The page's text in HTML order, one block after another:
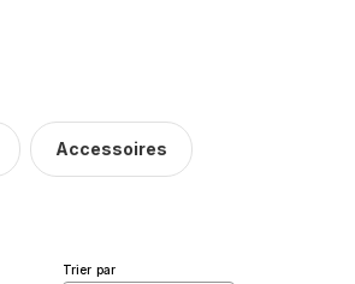
Accessoires
Trier par